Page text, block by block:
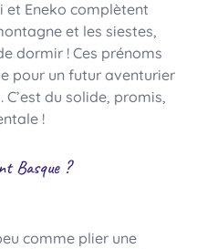
et Eneko complètent
et les siestes,
dormir ! Ces prénoms
pour un futur aventurier
du solide, promis,
!
Basque ?
comme plier une